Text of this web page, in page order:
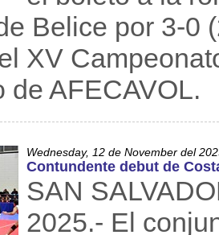
Belice por 3-0
XV
de AFECAVOL.
Wednesday, 12 de November del
Contundente debut de
SAN
2025.- El